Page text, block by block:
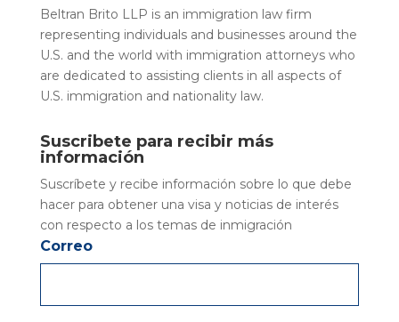
Beltran Brito LLP is an immigration law firm
representing individuals and businesses around the
U.S. and the world with immigration attorneys who
are dedicated to assisting clients in all aspects of
U.S. immigration and nationality law.
Suscribete para recibir más
información
Suscríbete y recibe información sobre lo que debe
hacer para obtener una visa y noticias de interés
con respecto a los temas de inmigración
Correo